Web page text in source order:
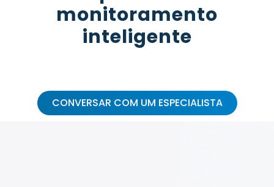
monitoramento
inteligente
CONVERSAR COM UM ESPECIALISTA